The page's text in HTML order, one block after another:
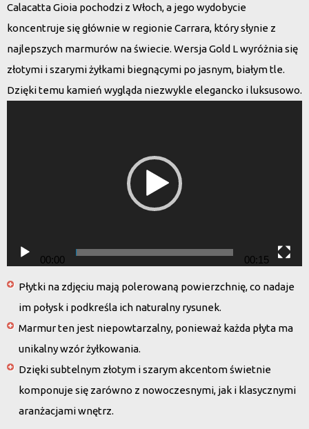
Calacatta Gioia pochodzi z Włoch, a jego wydobycie
koncentruje się głównie w regionie Carrara, który słynie z
najlepszych marmurów na świecie. WersjaGold Lwyróżnia się
złotymi i szarymi żyłkami biegnącymi po jasnym, białym tle.
Dzięki temu kamień wygląda niezwykle elegancko i luksusowo.
00:00 00:15
Płytki na zdjęciu mają polerowaną powierzchnię, co nadaje
im połysk i podkreśla ich naturalny rysunek.
Marmur ten jest niepowtarzalny, ponieważ każda płyta ma
unikalny wzór żyłkowania.
Dzięki subtelnym złotym i szarym akcentom świetnie
komponuje się zarówno z nowoczesnymi, jak i klasycznymi
aranżacjami wnętrz.